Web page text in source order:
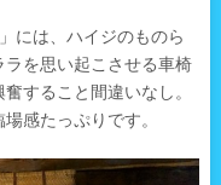
には、ハイジのものら
を思い起こさせる車椅
すること間違いなし。
感たっぷりです。